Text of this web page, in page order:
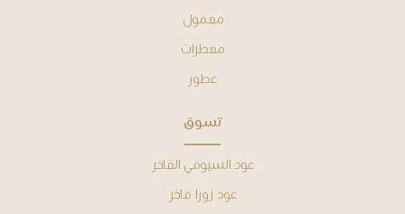
معمول
معطرات
عطور
ﺗﺴﻮﻕ
عود السيوفي الفاخر
عود زورا فاخر